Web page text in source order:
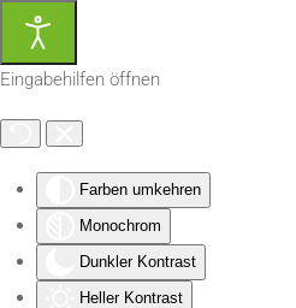
Eingabehilfen öffnen
Farben umkehren
Monochrom
Dunkler Kontrast
Heller Kontrast
Zum Hauptinhalt springen